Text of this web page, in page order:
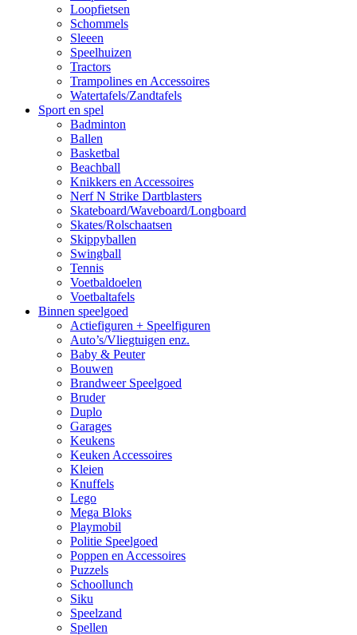
Loopfietsen
Schommels
Sleeen
Speelhuizen
Tractors
Trampolines en Accessoires
Watertafels/Zandtafels
Sport en spel
Badminton
Ballen
Basketbal
Beachball
Knikkers en Accessoires
Nerf N Strike Dartblasters
Skateboard/Waveboard/Longboard
Skates/Rolschaatsen
Skippyballen
Swingball
Tennis
Voetbaldoelen
Voetbaltafels
Binnen speelgoed
Actiefiguren + Speelfiguren
Auto’s/Vliegtuigen enz.
Baby & Peuter
Bouwen
Brandweer Speelgoed
Bruder
Duplo
Garages
Keukens
Keuken Accessoires
Kleien
Knuffels
Lego
Mega Bloks
Playmobil
Politie Speelgoed
Poppen en Accessoires
Puzzels
Schoollunch
Siku
Speelzand
Spellen